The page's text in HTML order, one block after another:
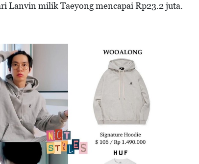
Lanvin milik Taeyong mencapai Rp23.2 juta.